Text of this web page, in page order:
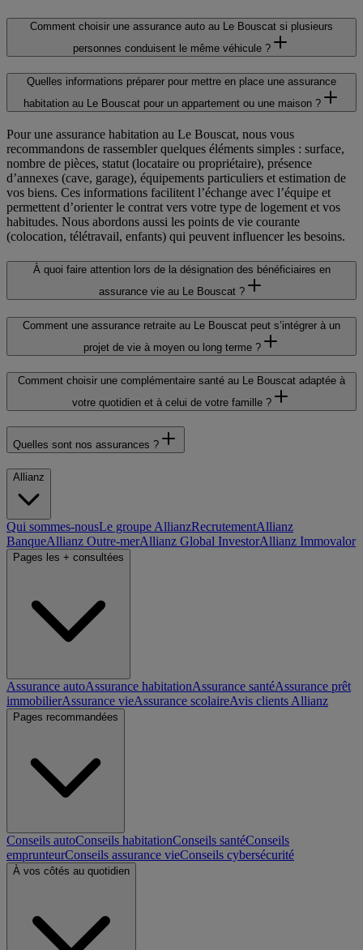
Comment choisir une assurance auto au Le Bouscat si plusieurs
personnes conduisent le même véhicule ?
Quelles informations préparer pour mettre en place une assurance
habitation au Le Bouscat pour un appartement ou une maison ?
Pour une assurance habitation au Le Bouscat, nous vous
recommandons de rassembler quelques éléments simples : surface,
nombre de pièces, statut (locataire ou propriétaire), présence
d’annexes (cave, garage), équipements particuliers et estimation de
vos biens. Ces informations facilitent l’échange avec l’équipe et
permettent d’orienter le contrat vers votre type de logement et vos
habitudes. Nous abordons aussi les points de vie courante
(colocation, télétravail, enfants) qui peuvent influencer les besoins.
À quoi faire attention lors de la désignation des bénéficiaires en
assurance vie au Le Bouscat ?
Comment une assurance retraite au Le Bouscat peut s’intégrer à un
projet de vie à moyen ou long terme ?
Comment choisir une complémentaire santé au Le Bouscat adaptée à
votre quotidien et à celui de votre famille ?
Quelles sont nos assurances ?
Allianz
Qui sommes-nousLe groupe AllianzRecrutementAllianz
BanqueAllianz Outre-merAllianz Global InvestorAllianz Immovalor
Pages les + consultées
Assurance autoAssurance habitationAssurance santéAssurance prêt
immobilierAssurance vieAssurance scolaireAvis clients Allianz
Pages recommandées
Conseils autoConseils habitationConseils santéConseils
emprunteurConseils assurance vieConseils cybersécurité
À vos côtés au quotidien